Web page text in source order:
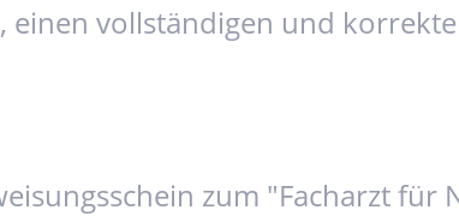
einen vollständigen und
zum "Facharzt für